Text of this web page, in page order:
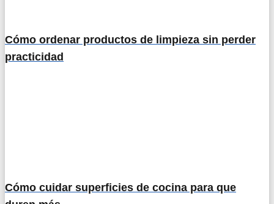
Cómo ordenar productos de limpieza sin perder
practicidad
Cómo cuidar superficies de cocina para que